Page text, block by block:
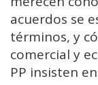
acuerdos se
términos, y
comercial y
PP insisten